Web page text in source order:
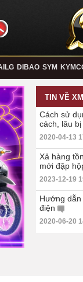
DIBAO SYM
TIN VỀ
Cách sử
cách, lâu bị
2020-04-13
Xả hàng
mới đập
2023-12-19
Hướng
điện
2020-06-20